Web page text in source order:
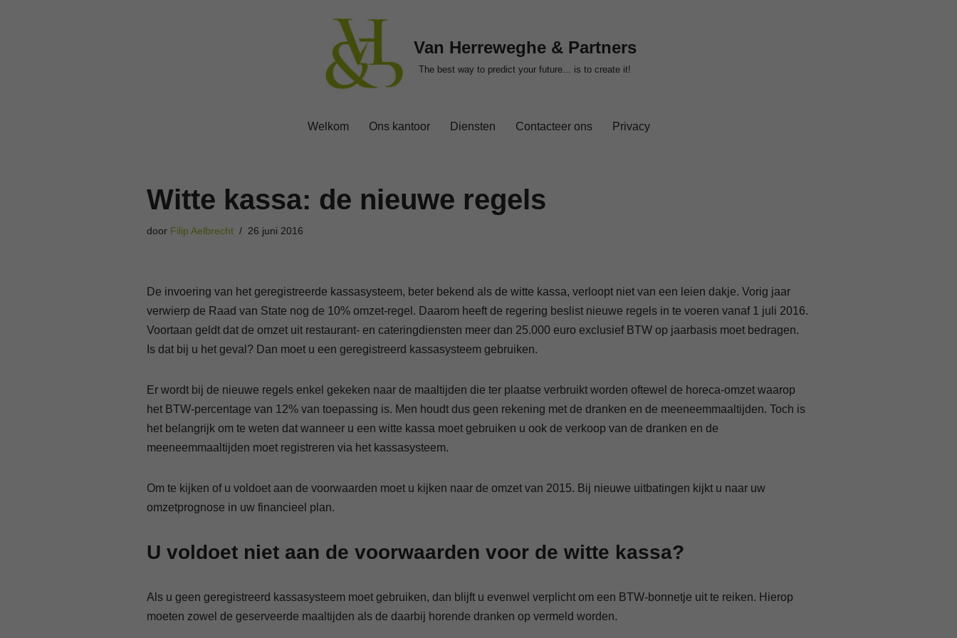
Van Herreweghe & Partners
The best way to predict your future... is to create it!
Welkom Ons kantoor Diensten Contacteer ons Privacy
Witte kassa: de nieuwe regels
door Filip Aelbrecht 26 juni 2016
De invoering van het geregistreerde kassasysteem, beter bekend als de witte kassa, verloopt niet van een leien dakje. Vorig jaar
verwierp de Raad van State nog de 10% omzet-regel. Daarom heeft de regering beslist nieuwe regels in te voeren vanaf 1 juli 2016.
Voortaan geldt dat de omzet uit restaurant- en cateringdiensten meer dan 25.000 euro exclusief BTW op jaarbasis moet bedragen.
Is dat bij u het geval? Dan moet u een geregistreerd kassasysteem gebruiken.
Er wordt bij de nieuwe regels enkel gekeken naar de maaltijden die ter plaatse verbruikt worden oftewel de horeca-omzet waarop
het BTW-percentage van 12% van toepassing is. Men houdt dus geen rekening met de dranken en de meeneemmaaltijden. Toch is
het belangrijk om te weten dat wanneer u een witte kassa moet gebruiken u ook de verkoop van de dranken en de
meeneemmaaltijden moet registreren via het kassasysteem.
Om te kijken of u voldoet aan de voorwaarden moet u kijken naar de omzet van 2015. Bij nieuwe uitbatingen kijkt u naar uw
omzetprognose in uw financieel plan.
U voldoet niet aan de voorwaarden voor de witte kassa?
Als u geen geregistreerd kassasysteem moet gebruiken, dan blijft u evenwel verplicht om een BTW-bonnetje uit te reiken. Hierop
moeten zowel de geserveerde maaltijden als de daarbij horende dranken op vermeld worden.